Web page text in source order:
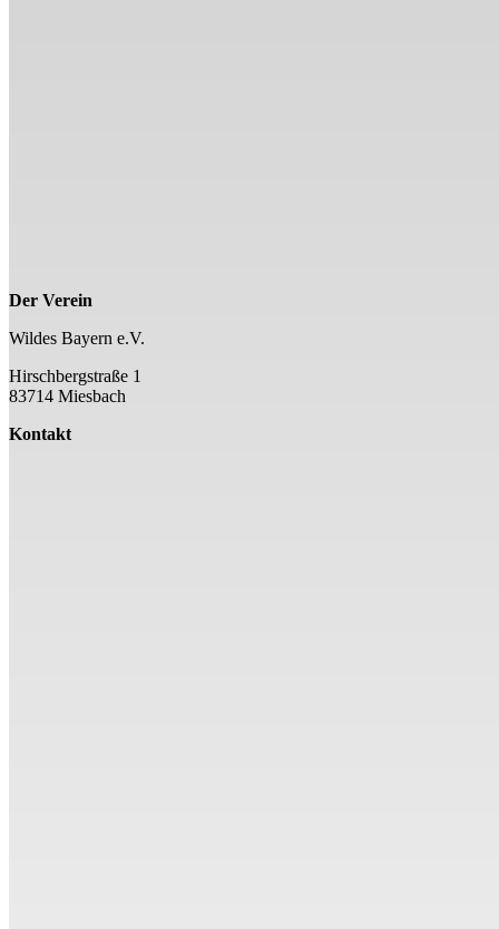
Der Verein
Wildes Bayern e.V.
Hirschbergstraße 1
83714 Miesbach
Kontakt